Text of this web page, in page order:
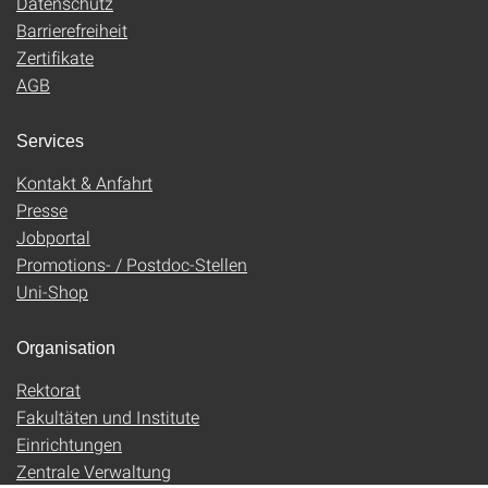
Barrierefreiheit
Zertifikate
AGB
Services
Kontakt & Anfahrt
Presse
Jobportal
Promotions- / Postdoc-Stellen
Uni-Shop
Organisation
Rektorat
Fakultäten und Institute
Einrichtungen
Zentrale Verwaltung